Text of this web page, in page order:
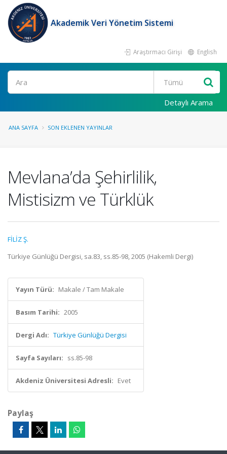
Akademik Veri Yönetim Sistemi
Araştırmacı Girişi English
Ara
Detaylı Arama
ANA SAYFA SON EKLENEN YAYINLAR
Mevlana’da Şehirlilik,
Mistisizm ve Türklük
FİLİZ Ş.
Türkiye Günlüğü Dergisi, sa.83, ss.85-98, 2005 (Hakemli Dergi)
Yayın Türü: Makale / Tam Makale
Basım Tarihi: 2005
Dergi Adı: Türkiye Günlüğü Dergisi
Sayfa Sayıları: ss.85-98
Akdeniz Üniversitesi Adresli: Evet
Paylaş